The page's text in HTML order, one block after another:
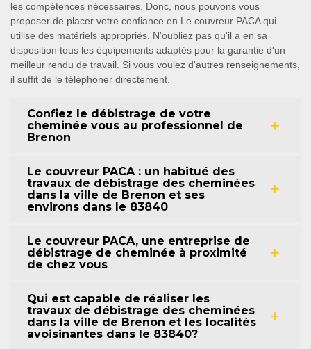
les compétences nécessaires. Donc, nous pouvons vous
proposer de placer votre confiance en Le couvreur PACA qui
utilise des matériels appropriés. N'oubliez pas qu'il a en sa
disposition tous les équipements adaptés pour la garantie d'un
meilleur rendu de travail. Si vous voulez d'autres renseignements,
il suffit de le téléphoner directement.
Confiez le débistrage de votre
cheminée vous au professionnel de
Brenon
Le couvreur PACA : un habitué des
travaux de débistrage des cheminées
dans la ville de Brenon et ses
environs dans le 83840
Le couvreur PACA, une entreprise de
débistrage de cheminée à proximité
de chez vous
Qui est capable de réaliser les
travaux de débistrage des cheminées
dans la ville de Brenon et les localités
avoisinantes dans le 83840?